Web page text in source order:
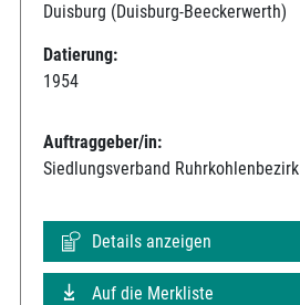
Duisburg (Duisburg-Beeckerwerth)
Datierung:
1954
Auftraggeber/in:
Siedlungsverband Ruhrkohlenbezirk
Details anzeigen
Auf die Merkliste